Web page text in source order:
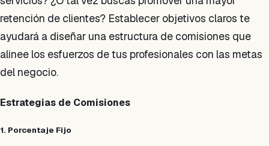
retención de clientes? Establecer objetivos claros te
ayudará a diseñar una estructura de comisiones que
alinee los esfuerzos de tus profesionales con las metas
del negocio.
Estrategias de Comisiones
1. Porcentaje Fijo